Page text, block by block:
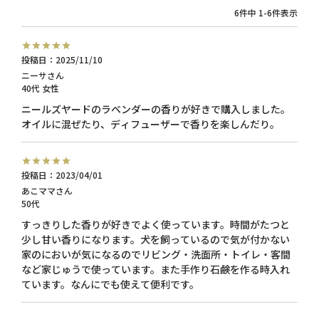
6件中 1-6件表示
ニーサ
40代 女性
投稿日 2025/11/10
ニールズヤードのラベンダーの香りが好きで購入しました。
あこママ
50代
投稿日 2023/04/01
すっきりした香りが好きでよく使っています。時間がたつと
少し甘い香りになります。犬を飼っているので気が付かない
家のにおいが気になるのでリビング・洗面所・トイレ・客間
など家じゅうで使っています。また手作り石鹸を作る時入れ
ています。なんにでも使えて便利です。